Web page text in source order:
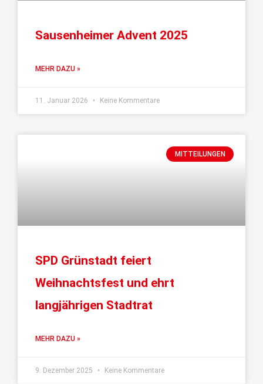
Sausenheimer Advent 2025
MEHR DAZU »
11. Januar 2026 Keine Kommentare
MITTEILUNGEN
SPD Grünstadt feiert
Weihnachtsfest und ehrt
langjährigen Stadtrat
MEHR DAZU »
9. Dezember 2025 Keine Kommentare